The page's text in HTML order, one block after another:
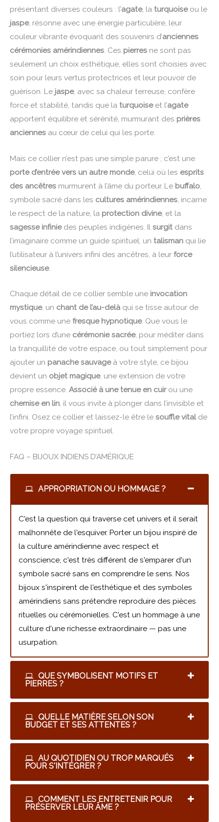
présentant diverses couleurs : l’agate, la turquoiseou le
jaspe, résonne avec une énergie particulière, leur
couleur vibrante évoquant des souvenirs d’anciennes
cérémonies amérindiennes. Ces pierres ne sont pas
seulement un choix esthétique, elles sont choisies avec
soin pour leurs vertus protectrices et leur pouvoir de
guérison. Le jaspe, avec sa chaleur terreuse, confère
force et stabilité, tandis que la turquoiseet l’agate
apportent équilibre et sérénité, murmurant des prières
anciennes au cœur de celui qui les porte.
Mais ce collier n’est pas une simple parure ; c’est une
porte d’entrée vers un autre monde, celui où les esprits
des ancêtres murmurent à l’âme du porteur. Le buffalo
symbole sacré dans les cultures amérindiennes , incarne
le respect de la nature, la protection divine, et la
sagesse infiniedes peuples indigènes. Il surgit dans
l’imaginaire comme un guide spirituel, un talisman qui lie
l’utilisateur à l’univers infini des ancêtres, à leur force
silencieuse.
Chaque détail de ce collier semble une invocation
mystique, un chant de l’au-delà qui se tisse autour de
vous comme une fresque hypnotique. Que vous le
portiez lors d’une cérémonie sacrée, pour méditer dans
la tranquillité de votre espace, ou tout simplement pour
ajouter un panache sauvageà votre style, ce bijou
devient un objet magique, une extension de votre
propre essence. Associé à une tenue en cuirou une
chemise en lin, il vous invite à plonger dans l’invisible et
l’infini. Osez ce collier et laissez-le être le souffle vitalde
votre propre voyage spirituel.
FAQ – BIJOUX INDIENS D’AMÉRIQUE
APPROPRIATION OU HOMMAGE ?
C'est la question qui traverse cet univers et il serait
malhonnête de l'esquiver. Porter un bijou inspiré de
la culture amérindienne avec respect et
conscience, c'est très différent de s'emparer d'un
symbole sacré sans en comprendre le sens. Nos
bijoux s'inspirent de l'esthétique et des symboles
amérindiens sans prétendre reproduire des pièces
rituelles ou cérémonielles. C'est un hommage à une
culture d'une richesse extraordinaire — pas une
usurpation.
QUE SYMBOLISENT MOTIFS ET
PIERRES ?
QUELLE MATIÈRE SELON SON
BUDGET ET SES ATTENTES ?
AU QUOTIDIEN OU TROP MARQUÉS
POUR S'INTÉGRER ?
COMMENT LES ENTRETENIR POUR
PRÉSERVER LEUR ÂME ?